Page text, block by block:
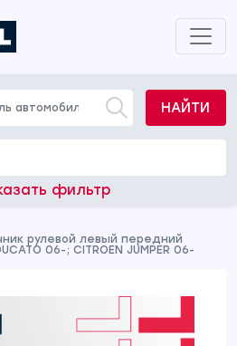
НАЙТИ
фильтр
рулевой левый передний
06-; CITROEN JUMPER 06-